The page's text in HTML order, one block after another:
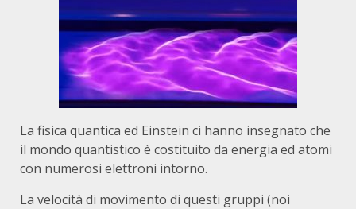
La fisica quantica ed Einstein ci hanno insegnato che
il mondo quantistico è costituito da energia ed atomi
con numerosi elettroni intorno.
La velocità di movimento di questi gruppi (noi